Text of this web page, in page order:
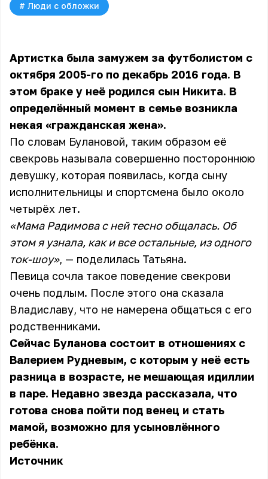
# Люди с обложки
Артистка была замужем за футболистом с
октября 2005-го по декабрь 2016 года. В
этом браке у неё родился сын Никита. В
определённый момент в семье возникла
некая «гражданская жена».
По словам Булановой, таким образом её
свекровь называла совершенно постороннюю
девушку, которая появилась, когда сыну
исполнительницы и спортсмена было около
четырёх лет.
«Мама Радимова с ней тесно общалась. Об
этом я узнала, как и все остальные, из одного
ток-шоу», — поделилась Татьяна.
Певица сочла такое поведение свекрови
очень подлым. После этого она сказала
Владиславу, что не намерена общаться с его
родственниками.
Сейчас Буланова состоит в отношениях с
Валерием Рудневым, с которым у неё есть
разница в возрасте, не мешающая идиллии
в паре. Недавно звезда рассказала, что
готова снова пойти под венец и стать
мамой, возможно для усыновлённого
ребёнка.
Источник